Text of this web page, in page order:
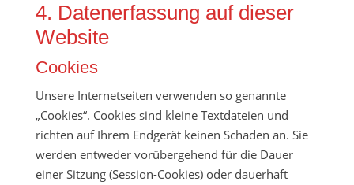
4. Datenerfassung auf dieser
Website
Cookies
Unsere Internetseiten verwenden so genannte
„Cookies“. Cookies sind kleine Textdateien und
richten auf Ihrem Endgerät keinen Schaden an. Sie
werden entweder vorübergehend für die Dauer
einer Sitzung (Session-Cookies) oder dauerhaft